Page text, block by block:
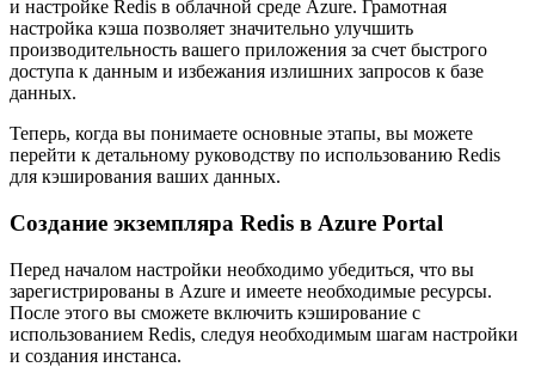
и настройке Redis в облачной среде Azure. Грамотная
настройка кэша позволяет значительно улучшить
производительность вашего приложения за счет быстрого
доступа к данным и избежания излишних запросов к базе
данных.
Теперь, когда вы понимаете основные этапы, вы можете
перейти к детальному руководству по использованию Redis
для кэширования ваших данных.
Создание экземпляра Redis в Azure Portal
Перед началом настройки необходимо убедиться, что вы
зарегистрированы в Azure и имеете необходимые ресурсы.
После этого вы сможете включить кэширование с
использованием Redis, следуя необходимым шагам настройки
и создания инстанса.